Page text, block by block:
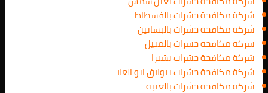
شركة مكافحة حشرات بالفسطاط
شركة مكافحة حشرات بالبساتين
شركة مكافحة حشرات بالمنيل
شركة مكافحة حشرات بشبرا
شركة مكافحة حشرات ببولاق ابو العلا
شركة مكافحة حشرات بالعتبة